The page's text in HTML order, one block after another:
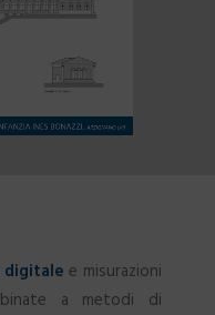
e misurazioni
a metodi di